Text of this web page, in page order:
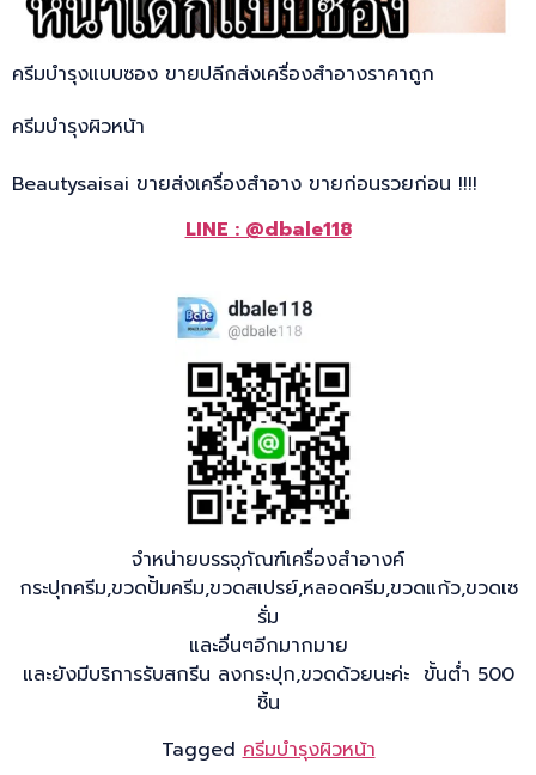
ครีมบำรุงแบบซอง ขายปลีกส่งเครื่องสำอางราคาถูก
ครีมบำรุงผิวหน้า
Beautysaisai ขายส่งเครื่องสำอาง ขายก่อนรวยก่อน !!!!
LINE : @dbale118
จำหน่ายบรรจุภัณฑ์เครื่องสำอางค์
กระปุกครีม,ขวดปั้มครีม,ขวดสเปรย์,หลอดครีม,ขวดแก้ว,ขวดเซ
รั่ม
และอื่นๆอีกมากมาย
และยังมีบริการรับสกรีน ลงกระปุก,ขวดด้วยนะค่ะ ขั้นต่ำ 500
ชิ้น
Tagged ครีมบำรุงผิวหน้า